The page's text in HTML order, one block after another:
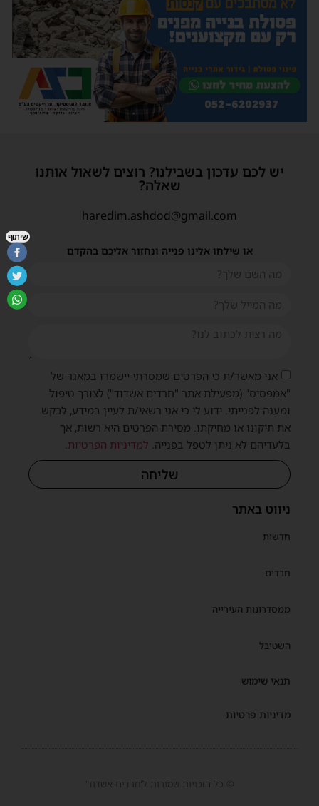
ניווט באתר
חדשות
חרדים
ממסדרונות העירייה
השטיבל
תנאי שימוש
מדיניות פרטיות
יש לכם עדכון בשבילנו? רוצים לשאול אותנו
שאלה?
haredim.ashdod@gmail.com
או שילחו אלינו פנייה ונחזור אליכם בהקדם
אני מאשר/ת כי הפרטים שמסרתי יישמרו במאגר של
"אמפסיס" (מפעילת אתר "חרדים אשדוד") לצורך טיפול
ומענה לפנייתי. ידוע לי כי אני רשאי/ת לעיין במידע, לבקש
את תיקונו או מחיקתו. מסירת הפרטים היא רשות, אך
בלעדיהם לא ניתן לטפל בפנייה. למדיניות הפרטיות.
שליחה
© כל הזכויות שמורות ל'חרדים אשדוד'
שיתוף